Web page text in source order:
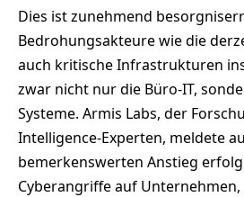
Dies ist zunehmend
Bedrohungsakteure wie die
auch kritische Infrastrukturen
zwar nicht nur die Büro-IT,
Systeme. Armis Labs, der
Intelligence-Experten, meldete
bemerkenswerten Anstieg
Cyberangriffe auf